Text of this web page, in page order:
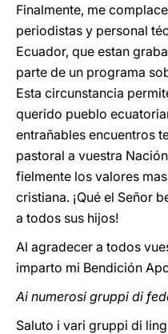
Finalmente, me
periodistas y personal
Ecuador, que estan
parte de un programa
Esta circunstancia
querido pueblo
entrañables encuentros
pastoral a vuestra
fielmente los valores
cristiana. ¡Qué el Señor
a todos sus hijos!
Al agradecer a todos
imparto mi Bendición
Ai numerosi gruppi di
Saluto i vari gruppi di